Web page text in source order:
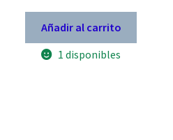
precio
original
era:
$ 13.900.
precio
actual
es:
$ 9.730.
Añadir al carrito
1 disponibles